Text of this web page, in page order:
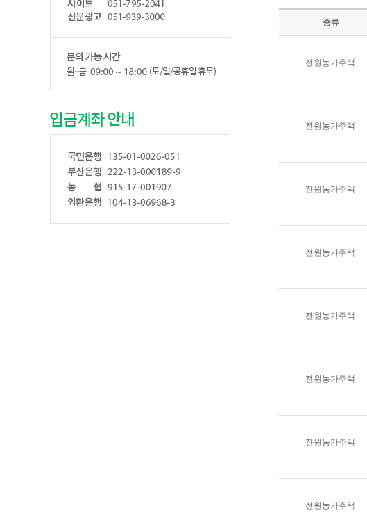
종류
전원농가주택
전원농가주택
전원농가주택
전원농가주택
전원농가주택
전원농가주택
전원농가주택
전원농가주택